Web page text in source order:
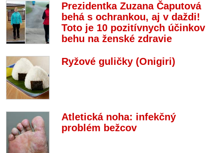
Prezidentka Zuzana Čaputová
behá s ochrankou, aj v daždi!
Toto je 10 pozitívnych účinkov
behu na ženské zdravie
Ryžové guličky (Onigiri)
Atletická noha: infekčný
problém bežcov